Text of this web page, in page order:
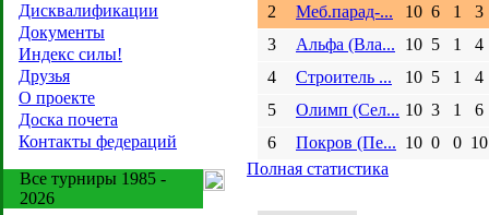
Дисквалификации
Документы
Индекс силы!
Друзья
О проекте
Доска почета
Контакты федераций
Все турниры 1985 -
2026
2
Меб.парад-... 10 6 1
3
3
Альфа (Вла... 10 5 1
4
4
Строитель ... 10 5 1
4
5
Олимп (Сел... 10 3 1
6
6
Покров (Пе... 10 0 0 10
Полная статистика